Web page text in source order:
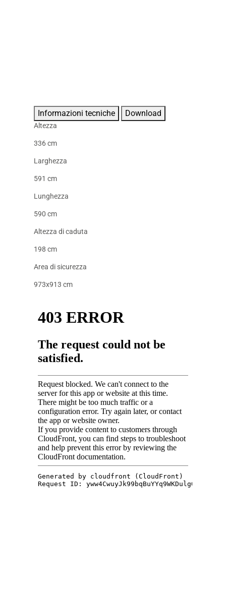
Informazioni tecniche Download
Altezza
336 cm
Larghezza
591 cm
Lunghezza
590 cm
Altezza di caduta
198 cm
Area di sicurezza
973x913 cm